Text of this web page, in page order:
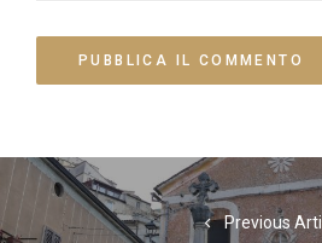
Navigazione
articoli
Previous